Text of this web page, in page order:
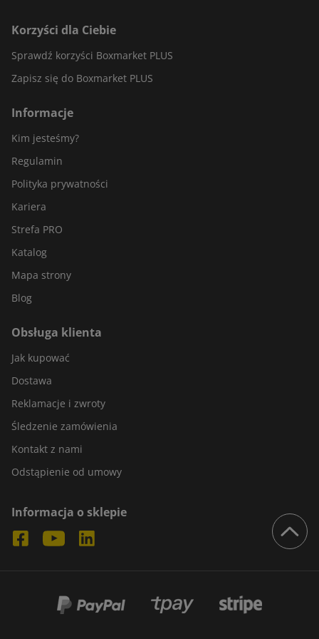
ceniących sobie profesjonalizm. Wybierając odpowiedniego
usługodawcę zyskasz pewność, że wykonane materiały są na
najwyższym poziomie.
Korzyści dla Ciebie
Sprawdź korzyści Boxmarket PLUS
Zapisz się do Boxmarket PLUS
Informacje
Kim jesteśmy?
Regulamin
Polityka prywatności
Kariera
Strefa PRO
Katalog
Mapa strony
Blog
Obsługa klienta
Jak kupować
Dostawa
Reklamacje i zwroty
Śledzenie zamówienia
Kontakt z nami
Odstąpienie od umowy
Informacja o sklepie